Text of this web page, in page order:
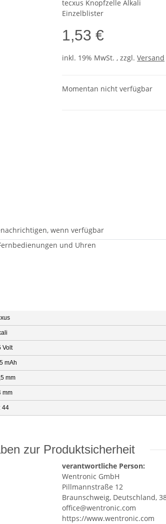
tecxus Knopfzelle Alkali
Einzelblister
1,53 €
inkl. 19% MwSt. , zzgl. Versand
Momentan nicht verfügbar
wenn verfügbar
und Uhren
Volt
mAh
mm
mm
44
zur Produktsicherheit
verantwortliche Person:
Wentronic GmbH
Pillmannstraße 12
Braunschweig, Deutschland,
office@wentronic.com
https://www.wentronic.com